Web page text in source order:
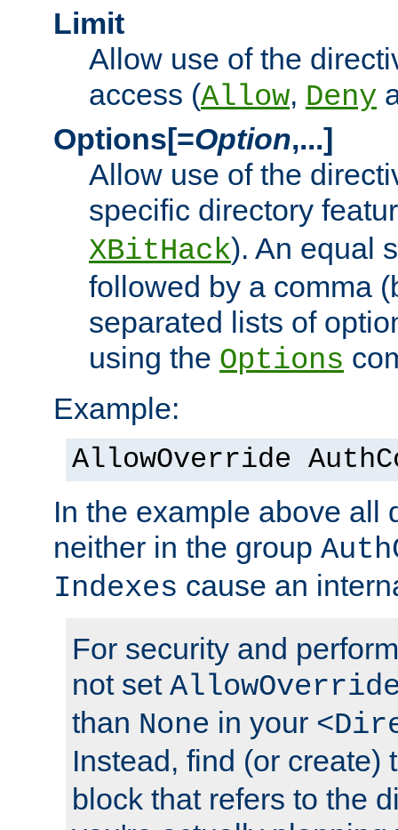
Limit
Allow use of the
access (Allow, Deny
Options[=Option,...]
Allow use of the
specific directory
XBitHack). An equal
followed by a comma
separated lists of
using the Options
Example:
AllowOverride
In the example above all
neither in the group
Indexes cause an
For security and
not set
than None in your
Instead, find (or create)
block that refers to the